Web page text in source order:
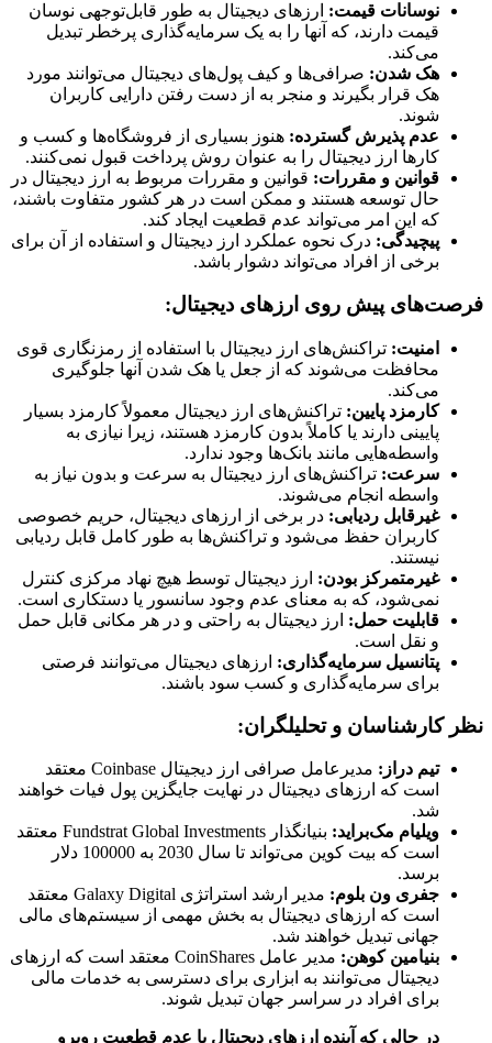
نوسانات قیمت: ارزهای دیجیتال به طور قابل‌توجهی نوسان
قیمت دارند، که آنها را به یک سرمایه‌گذاری پرخطر تبدیل
می‌کند.
هک شدن: صرافی‌ها و کیف پول‌های دیجیتال می‌توانند مورد
هک قرار بگیرند و منجر به از دست رفتن دارایی کاربران
شوند.
عدم پذیرش گسترده: هنوز بسیاری از فروشگاه‌ها و کسب و
کارها ارز دیجیتال را به عنوان روش پرداخت قبول نمی‌کنند.
قوانین و مقررات: قوانین و مقررات مربوط به ارز دیجیتال در
حال توسعه هستند و ممکن است در هر کشور متفاوت باشند،
که این امر می‌تواند عدم قطعیت ایجاد کند.
پیچیدگی: درک نحوه عملکرد ارز دیجیتال و استفاده از آن برای
برخی از افراد می‌تواند دشوار باشد.
فرصت‌های پیش روی ارزهای دیجیتال:
امنیت: تراکنش‌های ارز دیجیتال با استفاده از رمزنگاری قوی
محافظت می‌شوند که از جعل یا هک شدن آنها جلوگیری
می‌کند.
کارمزد پایین: تراکنش‌های ارز دیجیتال معمولاً کارمزد بسیار
پایینی دارند یا کاملاً بدون کارمزد هستند، زیرا نیازی به
واسطه‌هایی مانند بانک‌ها وجود ندارد.
سرعت: تراکنش‌های ارز دیجیتال به سرعت و بدون نیاز به
واسطه انجام می‌شوند.
غیرقابل ردیابی: در برخی از ارزهای دیجیتال، حریم خصوصی
کاربران حفظ می‌شود و تراکنش‌ها به طور کامل قابل ردیابی
نیستند.
غیرمتمرکز بودن: ارز دیجیتال توسط هیچ نهاد مرکزی کنترل
نمی‌شود، که به معنای عدم وجود سانسور یا دستکاری است.
قابلیت حمل: ارز دیجیتال به راحتی و در هر مکانی قابل حمل
و نقل است.
پتانسیل سرمایه‌گذاری: ارزهای دیجیتال می‌توانند فرصتی
برای سرمایه‌گذاری و کسب سود باشند.
نظر کارشناسان و تحلیلگران:
تیم دراز:
مدیرعامل صرافی ارز دیجیتال Coinbase معتقد
است که ارزهای دیجیتال در نهایت جایگزین پول فیات خواهند
شد.
ویلیام مک‌براید:
بنیانگذار Fundstrat Global Investments معتقد
است که بیت کوین می‌تواند تا سال 2030 به 100000 دلار
برسد.
جفری ون بلوم:
مدیر ارشد استراتژی Galaxy Digital معتقد
است که ارزهای دیجیتال به بخش مهمی از سیستم‌های مالی
جهانی تبدیل خواهند شد.
بنیامین کوهن:
مدیر عامل CoinShares معتقد است که ارزهای
دیجیتال می‌توانند به ابزاری برای دسترسی به خدمات مالی
برای افراد در سراسر جهان تبدیل شوند.
در حالی که آینده ارزهای دیجیتال با عدم قطعیت روبرو